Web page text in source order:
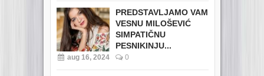
PREDSTAVLJAMO VAM
VESNU MILOŠEVIĆ
SIMPATIČNU
PESNIKINJU...
aug 16, 2024 0